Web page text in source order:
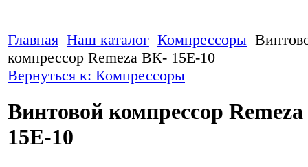
Главная Наш каталог Компрессоры
компрессор Remeza ВК- 15Е-10
Вернуться к: Компрессоры
Винтовой компрессор
15Е-10